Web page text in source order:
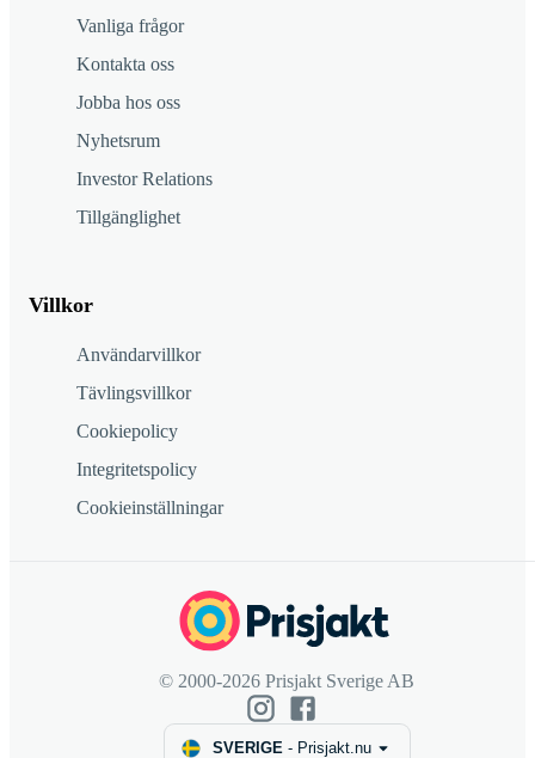
Vanliga frågor
Kontakta oss
Jobba hos oss
Nyhetsrum
Investor Relations
Tillgänglighet
Villkor
Användarvillkor
Tävlingsvillkor
Cookiepolicy
Integritetspolicy
Cookieinställningar
© 2000-2026 Prisjakt Sverige AB
SVERIGE- Prisjakt.nu